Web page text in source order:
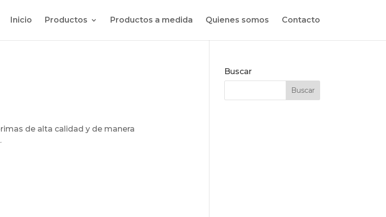
Inicio Productos Productos a medida Quienes somos Contacto
de alta calidad y de manera
Buscar